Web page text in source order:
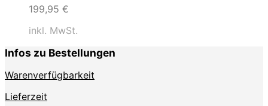
199,95 €
inkl. MwSt.
Infos zu Bestellungen
Warenverfügbarkeit
Lieferzeit